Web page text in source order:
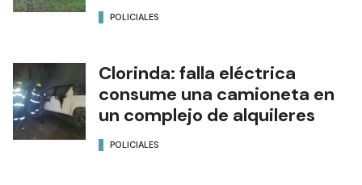
POLICIALES
Clorinda: falla eléctrica
consume una camioneta en
un complejo de alquileres
POLICIALES